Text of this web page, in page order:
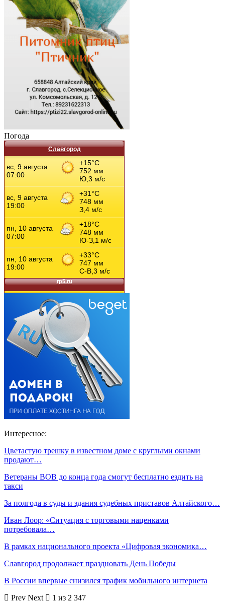
Погода
Славгород
Интересное:
Цветастую трешку в известном доме с круглыми окнами
продают…
Ветераны ВОВ до конца года смогут бесплатно ездить на
такси
За полгода в суды и здания судебных приставов Алтайского…
Иван Лоор: «Ситуация с торговыми наценками
потребовала…
В рамках национального проекта «Цифровая экономика…
Славгород продолжает праздновать День Победы
В России впервые снизился трафик мобильного интернета
Prev Next
1 из 2 347